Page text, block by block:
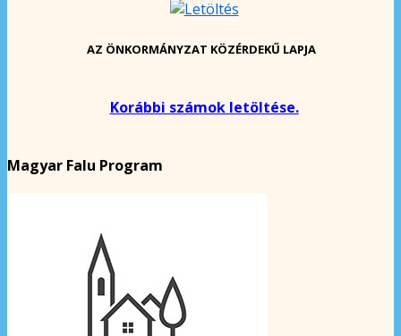
AZ ÖNKORMÁNYZAT KÖZÉRDEKŰ LAPJA
Korábbi számok letöltése.
Magyar Falu Program